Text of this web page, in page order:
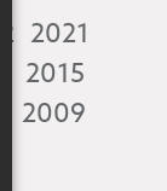
2021
2015
2009